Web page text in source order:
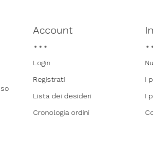
Account
Login
Registrati
Lista dei desideri
Cronologia ordini
I
I